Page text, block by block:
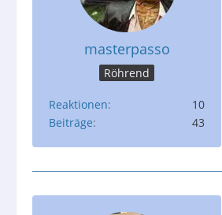
masterpasso
Röhrend
Reaktionen
10
Beiträge
43